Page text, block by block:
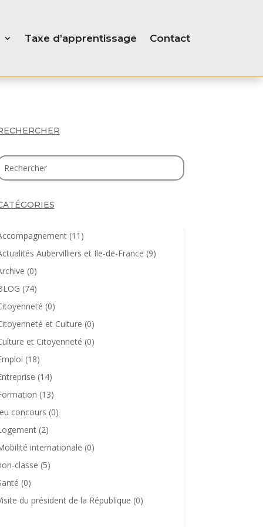
Taxe d’apprentissage Contact
(11)
Aubervilliers et Ile-de-France (9)
(0)
(74)
(0)
et Culture (0)
et Citoyenneté (0)
(18)
(14)
(13)
concours (0)
(2)
internationale (0)
classe (5)
(0)
du président de la République (0)